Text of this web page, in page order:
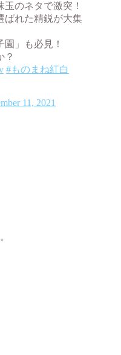
のネタで激突！
ばれた精鋭が大集
」も必見！
？
#ものまね紅白
11, 2021